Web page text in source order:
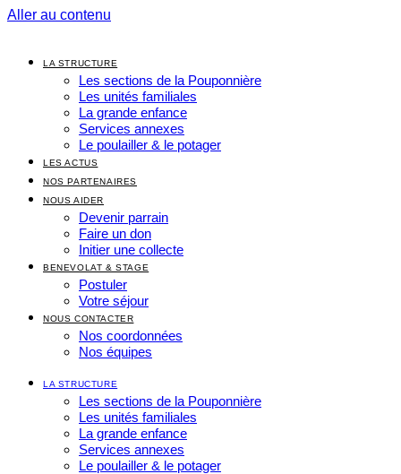
Aller au contenu
LA STRUCTURE
Les sections de la Pouponnière
Les unités familiales
La grande enfance
Services annexes
Le poulailler & le potager
LES ACTUS
NOS PARTENAIRES
NOUS AIDER
Devenir parrain
Faire un don
Initier une collecte
BENEVOLAT & STAGE
Postuler
Votre séjour
NOUS CONTACTER
Nos coordonnées
Nos équipes
LA STRUCTURE
Les sections de la Pouponnière
Les unités familiales
La grande enfance
Services annexes
Le poulailler & le potager